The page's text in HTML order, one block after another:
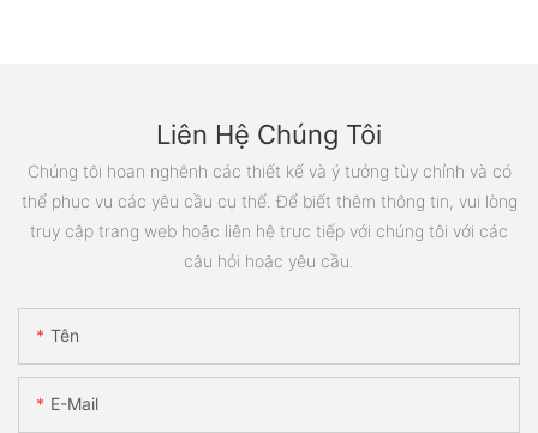
Liên Hệ Chúng Tôi
Chúng tôi hoan nghênh các thiết kế và ý tưởng tùy chỉnh và có
thể phục vụ các yêu cầu cụ thể. Để biết thêm thông tin, vui lòng
truy cập trang web hoặc liên hệ trực tiếp với chúng tôi với các
câu hỏi hoặc yêu cầu.
Tên
E-Mail